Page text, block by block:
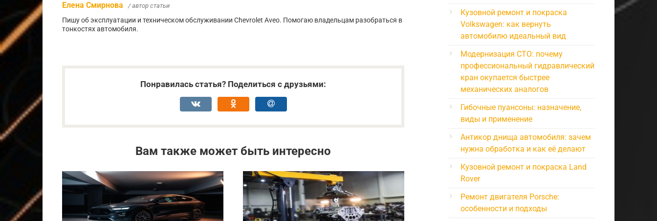
Елена Смирнова / автор статьи
Пишу об эксплуатации и техническом обслуживании Chevrolet Aveo. Помогаю владельцам разобраться в
тонкостях автомобиля.
Понравилась статья? Поделиться с друзьями:
Вам также может быть интересно
Кузовной ремонт и покраска
Volkswagen: как вернуть
автомобилю идеальный вид
Модернизация СТО: почему
профессиональный гидравлический
кран окупается быстрее
механических аналогов
Гибочные пуансоны: назначение,
виды и применение
Антикор днища автомобиля: зачем
нужна обработка и как её делают
Кузовной ремонт и покраска Land
Rover
Ремонт двигателя Porsche:
особенности и подходы